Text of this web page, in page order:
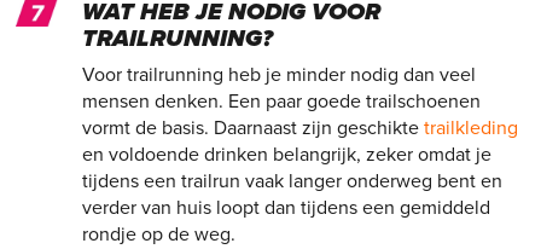
WAT HEB JE NODIG VOOR
TRAILRUNNING?
Voor trailrunning heb je minder nodig dan veel
mensen denken. Een paar goede trailschoenen
vormt de basis. Daarnaast zijn geschikte trailkleding
en voldoende drinken belangrijk, zeker omdat je
tijdens een trailrun vaak langer onderweg bent en
verder van huis loopt dan tijdens een gemiddeld
rondje op de weg.